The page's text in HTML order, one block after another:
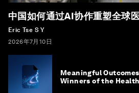
中国如何通过AI协作重塑全球
Eric Tse S Y
2026年7月10日
Meaningful
Winners of the